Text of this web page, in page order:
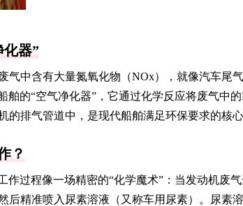
化器”
气中含有大量氮氧化物（NOx），就像汽车尾
舶的“空气净化器”，它通过化学反应将废气中
排气管道中，是现代船舶满足环保要求的核心
？
过程像一场精密的“化学魔术”：当发动机废气
后精准喷入尿素溶液（又称车用尿素）。尿素